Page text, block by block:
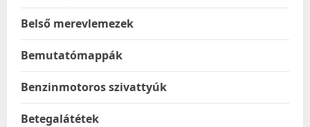
Belső merevlemezek
Bemutatómappák
Benzinmotoros szivattyúk
Betegalátétek